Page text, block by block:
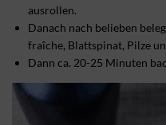
ausrollen.
Danach nach belieben
fraîche, Blattspinat, Pilze
Dann ca. 20-25 Minuten